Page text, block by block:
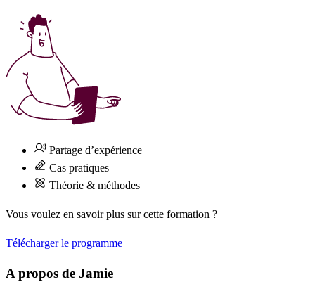
Partage d’expérience
Cas pratiques
Théorie & méthodes
Vous voulez en savoir plus sur cette formation ?
Télécharger le programme
A propos de Jamie